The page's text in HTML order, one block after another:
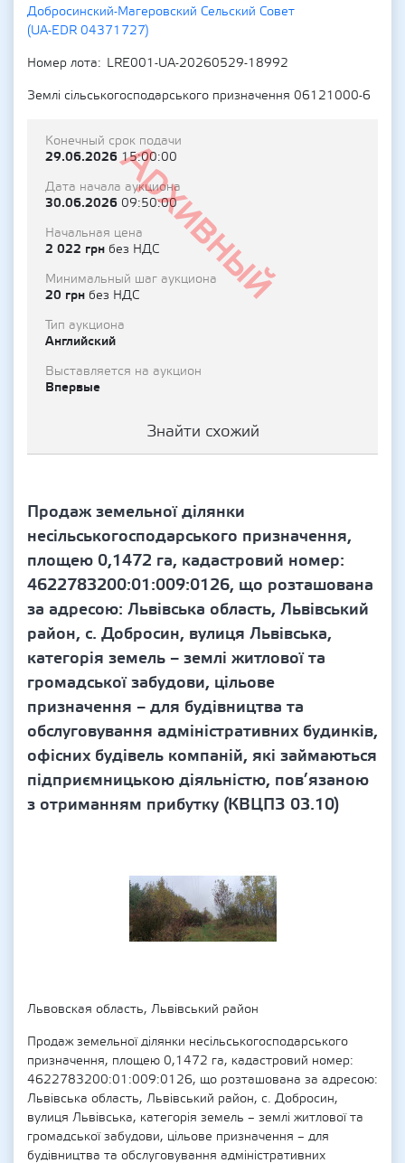
Добросинский-Магеровский Сельский Совет
(UA-EDR 04371727)
Номер лота
LRE001-UA-20260529-18992
Землі сільськогосподарського призначення 06121000-6
Архивный
Конечный срок подачи
29.06.202615:00:00
Дата начала аукциона
30.06.2026 09:50:00
Начальная цена
2 022 грн без НДС
Минимальный шаг аукциона
20 грн без НДС
Тип аукциона
Английский
Выставляется на аукцион
Впервые
Знайти схожий
Продаж земельної ділянки
несільськогосподарського призначення,
площею 0,1472 га, кадастровий номер:
4622783200:01:009:0126, що розташована
за адресою: Львівська область, Львівський
район, с. Добросин, вулиця Львівська,
категорія земель – землі житлової та
громадської забудови, цільове
призначення – для будівництва та
обслуговування адміністративних будинків,
офісних будівель компаній, які займаються
підприємницькою діяльністю, пов’язаною
з отриманням прибутку (КВЦПЗ 03.10)
Львовская область, Львівський район
Продаж земельної ділянки несільськогосподарського
призначення, площею 0,1472 га, кадастровий номер:
4622783200:01:009:0126, що розташована за адресою:
Львівська область, Львівський район, с. Добросин,
вулиця Львівська, категорія земель – землі житлової та
громадської забудови, цільове призначення – для
будівництва та обслуговування адміністративних